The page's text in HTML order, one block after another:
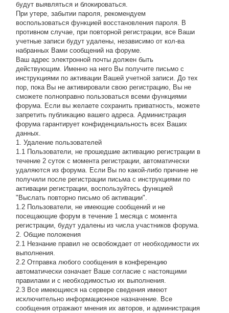
будут выявляться и блокироваться.
При утере, забытии пароля, рекомендуем
воспользоваться функцией восстановления пароля. В
противном случае, при повторной регистрации, все Ваши
учетные записи будут удалены, независимо от кол-ва
набранных Вами сообщений на форуме.
Ваш адрес электронной почты должен быть
действующим. Именно на него Вы получите письмо с
инструкциями по активации Вашей учетной записи. До тех
пор, пока Вы не активировали свою регистрацию, Вы не
сможете полноправно пользоваться всеми функциями
форума. Если вы желаете сохранить приватность, можете
запретить публикацию вашего адреса. Администрация
форума гарантирует конфиденциальность всех Ваших
данных.
1. Удаление пользователей
1.1 Пользователи, не прошедшие активацию регистрации в
течение 2 суток с момента регистрации, автоматически
удаляются из форума. Если Вы по какой-либо причине не
получили после регистрации письма с инструкциями по
активации регистрации, воспользуйтесь функцией
"Выслать повторно письмо об активации".
1.2 Пользователи, не имеющие сообщений и не
посещающие форум в течение 1 месяца с момента
регистрации, будут удалены из числа участников форума.
2. Общие положения
2.1 Hезнание правил не освобождает от необходимости их
выполнения.
2.2 Отправка любого сообщения в конференцию
автоматически означает Ваше согласие с настоящими
правилами и с необходимостью их выполнения.
2.3 Все имеющиеся на сервере сведения имеют
исключительно информационное назначение. Все
сообщения отражают мнения их авторов, и администрация